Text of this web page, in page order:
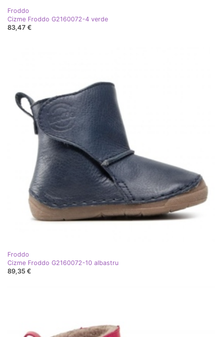
Froddo
Cizme Froddo G2160072-4 verde
83,47 €
Froddo
Cizme Froddo G2160072-10 albastru
89,35 €